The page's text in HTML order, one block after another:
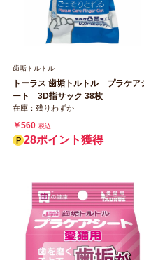
歯垢トルトル
トーラス 歯垢トルトル プラケア
ート 3D指サック 38枚
在庫：残りわずか
￥560 税込
28ポイント獲得